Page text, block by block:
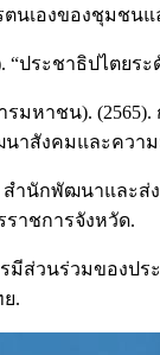
ตนเองของชุมชน
“ประชาธิปไต
หาชน).
าสังคมและควา
ำนักพัฒนาและส่
าชการจังหวัด.
มีส่วนร่วมของป
.